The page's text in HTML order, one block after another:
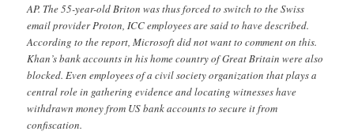
AP. The 55-year-old Briton was thus forced to switch to the Swiss
email provider Proton, ICC employees are said to have described.
According to the report, Microsoft did not want to comment on this.
Khan’s bank accounts in his home country of Great Britain were also
blocked. Even employees of a civil society organization that plays a
central role in gathering evidence and locating witnesses have
withdrawn money from US bank accounts to secure it from
confiscation.